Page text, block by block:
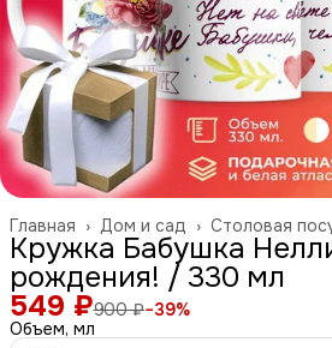
Столовая
Дом и сад ›
Главная ›
Кружка Бабушка
рождения! / 330 мл
549 ₽900 ₽−39%
Объем, мл